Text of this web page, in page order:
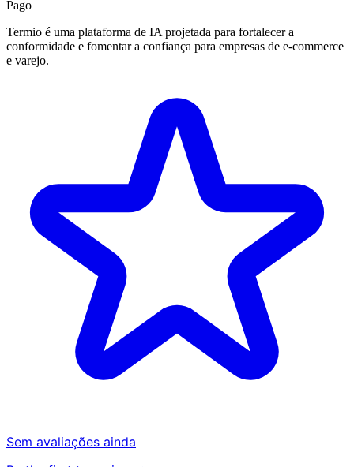
Pago
Termio é uma plataforma de IA projetada para fortalecer a
conformidade e fomentar a confiança para empresas de e-commerce
e varejo.
Sem avaliações ainda